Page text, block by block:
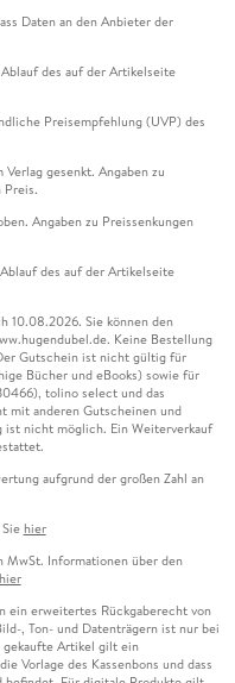
Daten an den Anbieter der
des auf der Artikelseite
Preisempfehlung (UVP) des
gesenkt. Angaben zu
Preis.
Angaben zu Preissenkungen
des auf der Artikelseite
10.08.2026. Sie können den
Keine Bestellung
Gutschein ist nicht gültig für
Bücher und eBooks) sowie für
tolino select und das
mit anderen Gutscheinen und
ist nicht möglich. Ein Weiterverkauf
aufgrund der großen Zahl an
hier
Informationen über den
hier
ein erweitertes Rückgaberecht von
, Ton- und Datenträgern ist nur bei
gekaufte Artikel gilt ein
Vorlage des Kassenbons und dass